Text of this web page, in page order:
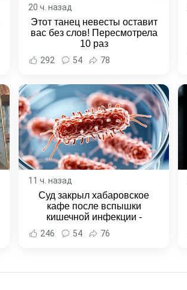
20 ч. назад
Этот танец невесты оставит
вас без слов! Пересмотрела
10 раз
292 54 78
11 ч. назад
Суд закрыл хабаровское
кафе после вспышки
кишечной инфекции -
Новости Хабаровска и
Хабаровского края
246 54 76